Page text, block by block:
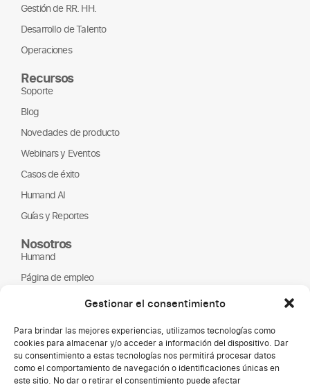
Gestionar el consentimiento
Para brindar las mejores experiencias, utilizamos tecnologías como
cookies para almacenar y/o acceder a información del dispositivo. Dar
su consentimiento a estas tecnologías nos permitirá procesar datos
como el comportamiento de navegación o identificaciones únicas en
este sitio. No dar o retirar el consentimiento puede afectar
Gestión de RR. HH.
Desarrollo de Talento
Operaciones
Recursos
Soporte
Blog
Novedades de producto
Webinars y Eventos
Casos de éxito
Humand AI
Guías y Reportes
Nosotros
Humand
Página de empleo